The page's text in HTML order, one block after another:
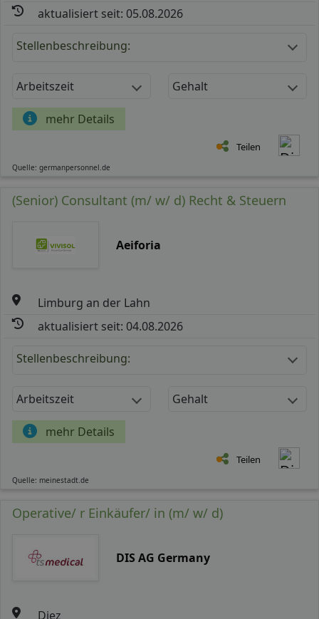
aktualisiert seit: 05.08.2026
Stellenbeschreibung:
Arbeitszeit Gehalt
mehr Details
Teilen
Quelle: germanpersonnel.de
(Senior) Consultant (m/ w/ d) Recht & Steuern
Aeiforia
Limburg an der Lahn
aktualisiert seit: 04.08.2026
Stellenbeschreibung:
Arbeitszeit Gehalt
mehr Details
Teilen
Quelle: meinestadt.de
Operative/ r Einkäufer/ in (m/ w/ d)
DIS AG Germany
Diez